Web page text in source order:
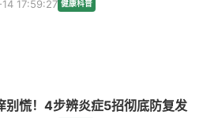
17:59:27 健康科普
别慌！4步辨炎症5招彻底防复发